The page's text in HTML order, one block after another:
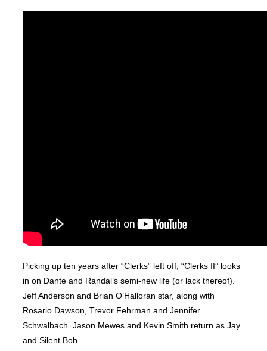
d.
Picking up ten years after “Clerks” left off, “Clerks II” looks
in on Dante and Randal’s semi-new life (or lack thereof).
Jeff Anderson and Brian O’Halloran star, along with
Rosario Dawson, Trevor Fehrman and Jennifer
Schwalbach. Jason Mewes and Kevin Smith return as Jay
and Silent Bob.